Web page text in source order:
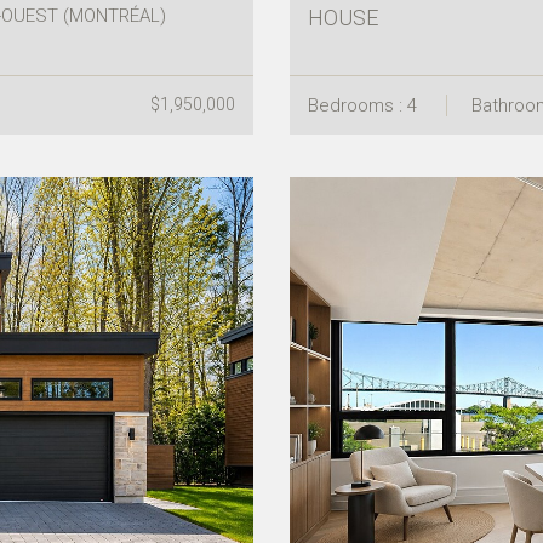
(MONTRÉAL)
$1,950,000
HOUSE
Bedrooms : 4